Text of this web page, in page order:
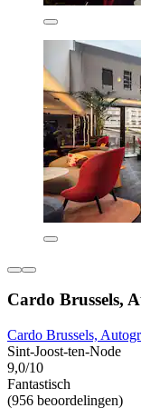
Cardo Brussels,
Cardo Brussels,
Sint-Joost-ten-Node
9,0/10
Fantastisch
(956 beoordelingen)